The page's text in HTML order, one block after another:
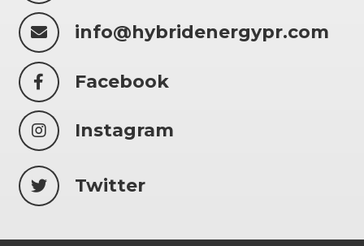
info@hybridenergypr.com
Facebook
Instagram
Twitter